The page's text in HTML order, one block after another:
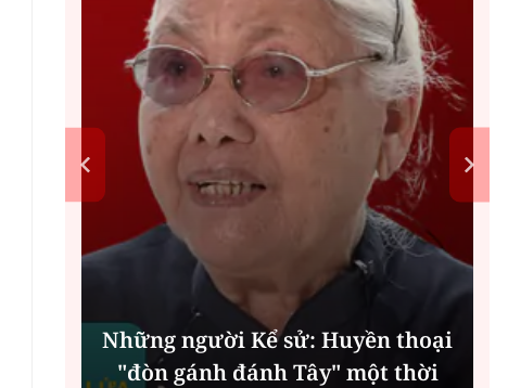
Những người Kể sử: Huyền thoại
"đòn gánh đánh Tây" một thời